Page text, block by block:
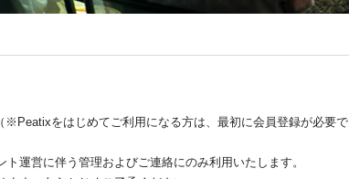
※Peatixをはじめてご利用になる方は、最初に会員登録が必要で
運営に伴う管理およびご連絡にのみ利用いたします。